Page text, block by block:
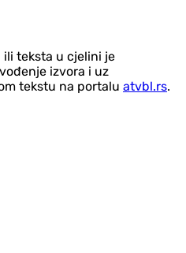
ili teksta u cjelini je
izvora i uz
tekstu na portalu atvbl.rs.